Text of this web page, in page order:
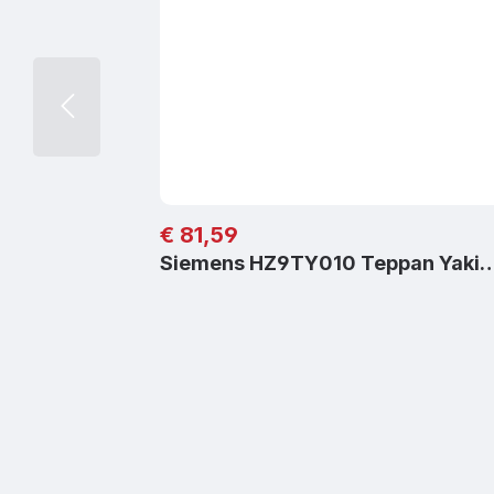
Regulärer Preis:
€ 81,59
Siemens HZ9TY010 Teppan